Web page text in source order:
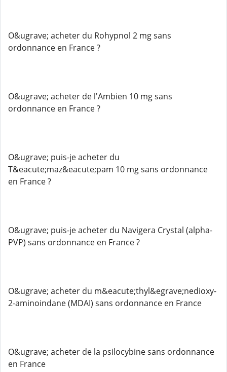
O&ugrave; acheter du Rohypnol 2 mg sans
ordonnance en France ?
O&ugrave; acheter de l'Ambien 10 mg sans
ordonnance en France ?
O&ugrave; puis-je acheter du
T&eacute;maz&eacute;pam 10 mg sans ordonnance
en France ?
O&ugrave; puis-je acheter du Navigera Crystal (alpha-
PVP) sans ordonnance en France ?
O&ugrave; acheter du m&eacute;thyl&egrave;nedioxy-
2-aminoindane (MDAI) sans ordonnance en France
O&ugrave; acheter de la psilocybine sans ordonnance
en France